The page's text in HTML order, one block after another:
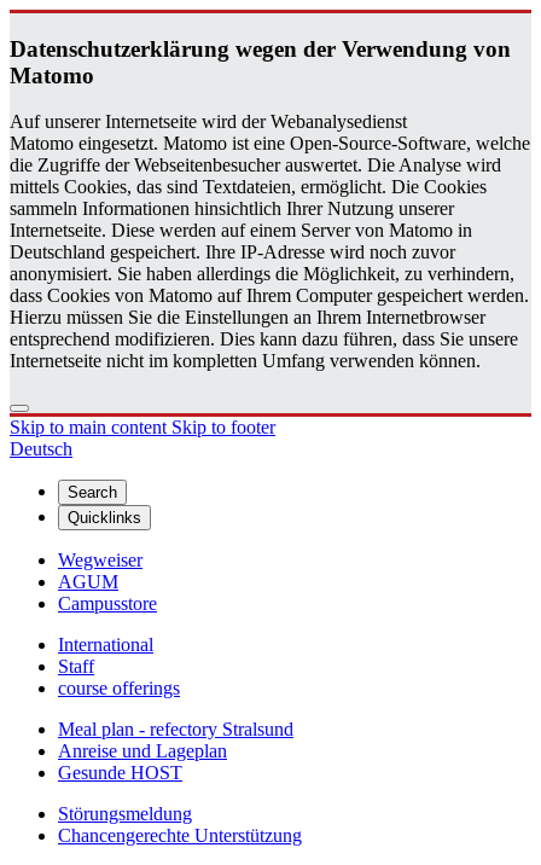
Daten­schutzerklärung wegen der Ver­wen­dung von
Matomo
Auf unserer Internetseite wird der Webanalysedienst
Matomo eingesetzt. Matomo ist eine Open-Source-Software, welche
die Zugriffe der Webseitenbesucher auswertet. Die Analyse wird
mittels Cookies, das sind Textdateien, ermöglicht. Die Cookies
sammeln Informationen hinsichtlich Ihrer Nutzung unserer
Internetseite. Diese werden auf einem Server von Matomo in
Deutschland gespeichert. Ihre IP-Adresse wird noch zuvor
anonymisiert. Sie haben allerdings die Möglichkeit, zu verhindern,
dass Cookies von Matomo auf Ihrem Computer gespeichert werden.
Hierzu müssen Sie die Einstellungen an Ihrem Internetbrowser
entsprechend modifizieren. Dies kann dazu führen, dass Sie unsere
Internetseite nicht im kompletten Umfang verwenden können.
Skip to main content Skip to footer
Deutsch
Search
Quicklinks
Wegweiser
AGUM
Campusstore
International
Staff
course offerings
Meal plan - refectory Stralsund
Anreise und Lageplan
Gesunde HOST
Störungsmeldung
Chancengerechte Unterstützung